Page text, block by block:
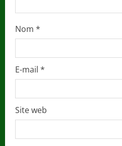
Nom *
E-mail *
Site web